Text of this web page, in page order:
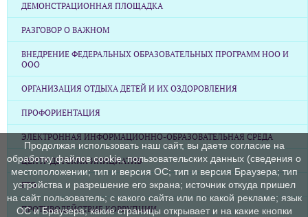
ДЕМОНСТРАЦИОННАЯ ПЛОЩАДКА
РАЗГОВОР О ВАЖНОМ
ВНЕДРЕНИЕ ФЕДЕРАЛЬНЫХ ОБРАЗОВАТЕЛЬНЫХ ПРОГРАММ НОО И
ООО
ОРГАНИЗАЦИЯ ОТДЫХА ДЕТЕЙ И ИХ ОЗДОРОВЛЕНИЯ
ПРОФОРИЕНТАЦИЯ
ЭЛЕКТРОННАЯ ИНФОРМАЦИОННО-ОБРАЗОВАТЕЛЬНАЯ СРЕДА
ЦЕНТР ДЕТСКИХ ИНИЦИАТИВ
ГТО
ПРОТИВОДЕЙСТВИЕ КОРРУПЦИИ
Продолжая использовать наш сайт, вы даете согласие на
обработку файлов cookie, пользовательских данных (сведения о
местоположении; тип и версия ОС; тип и версия Браузера; тип
устройства и разрешение его экрана; источник откуда пришел
на сайт пользователь; с какого сайта или по какой рекламе; язык
ОС и Браузера; какие страницы открывает и на какие кнопки